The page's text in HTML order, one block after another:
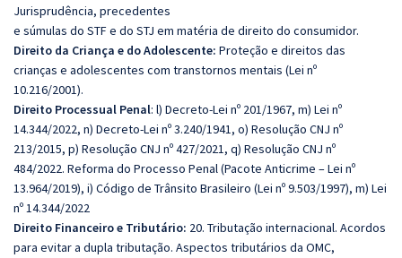
Jurisprudência, precedentes
e súmulas do STF e do STJ em matéria de direito do consumidor.
Direito da Criança e do Adolescente: Proteção e direitos das
crianças e adolescentes com transtornos mentais (Lei nº
10.216/2001).
Direito Processual Penal: l) Decreto‑Lei nº 201/1967, m) Lei nº
14.344/2022, n) Decreto‑Lei nº 3.240/1941, o) Resolução CNJ nº
213/2015, p) Resolução CNJ nº 427/2021, q) Resolução CNJ nº
484/2022. Reforma do Processo Penal (Pacote Anticrime – Lei nº
13.964/2019), i) Código de Trânsito Brasileiro (Lei nº 9.503/1997), m) Lei
nº 14.344/2022
Direito Financeiro e Tributário: 20. Tributação internacional. Acordos
para evitar a dupla tributação. Aspectos tributários da OMC,